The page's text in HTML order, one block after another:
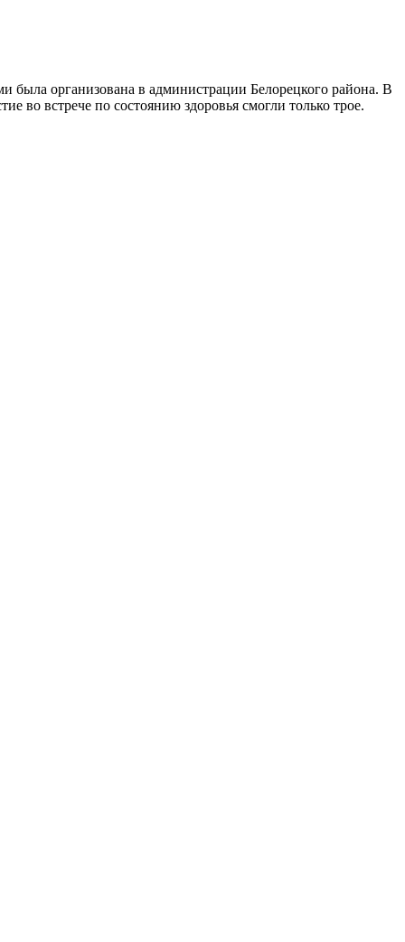
была организована в администрации Белорецкого района. В
во встрече по состоянию здоровья смогли только трое.